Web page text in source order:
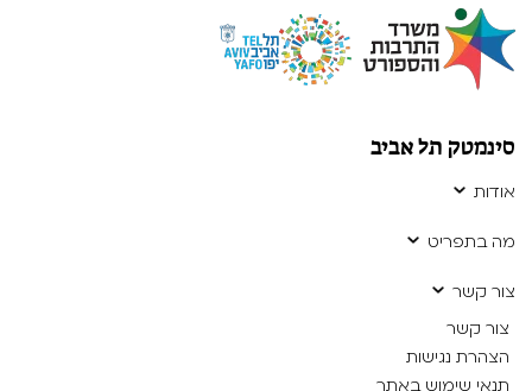
סינמטק תל אביב
אודות
מה בתפריט
צור קשר
צור קשר
הצהרת נגישות
תנאי שימוש באתר